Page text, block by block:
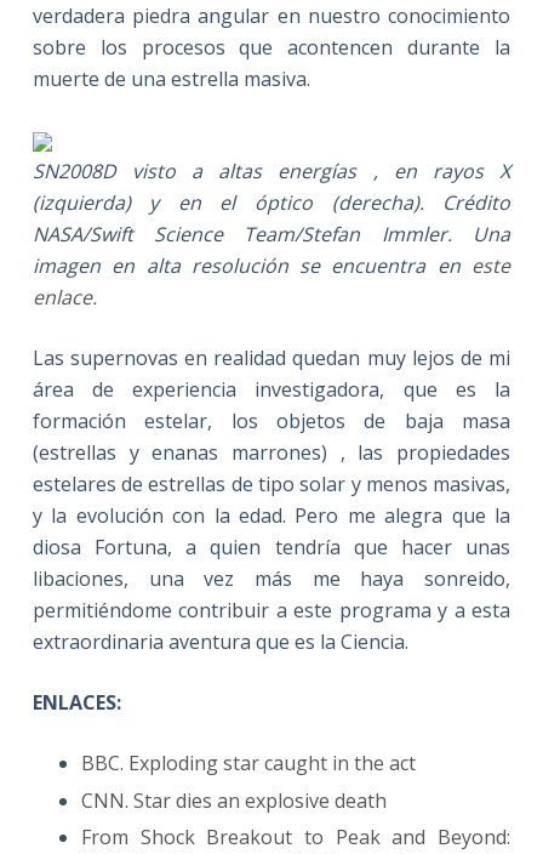
verdadera piedra angular en nuestro conocimiento
sobre los procesos que acontencen durante la
muerte de una estrella masiva.
SN2008D visto a altas energías , en rayos X
(izquierda) y en el óptico (derecha). Crédito
NASA/Swift Science Team/Stefan Immler. Una
imagen en alta resolución se encuentra en este
enlace.
Las supernovas en realidad quedan muy lejos de mi
área de experiencia investigadora, que es la
formación estelar, los objetos de baja masa
(estrellas y enanas marrones) , las propiedades
estelares de estrellas de tipo solar y menos masivas,
y la evolución con la edad. Pero me alegra que la
diosa Fortuna, a quien tendría que hacer unas
libaciones, una vez más me haya sonreido,
permitiéndome contribuir a este programa y a esta
extraordinaria aventura que es la Ciencia.
ENLACES:
BBC. Exploding star caught in the act
CNN. Star dies an explosive death
From Shock Breakout to Peak and Beyond: